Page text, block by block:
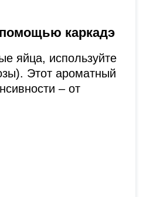
каркадэ
яйца, используйте
Этот ароматный
– от